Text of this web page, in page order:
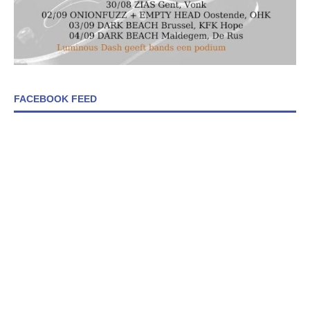
FACEBOOK FEED